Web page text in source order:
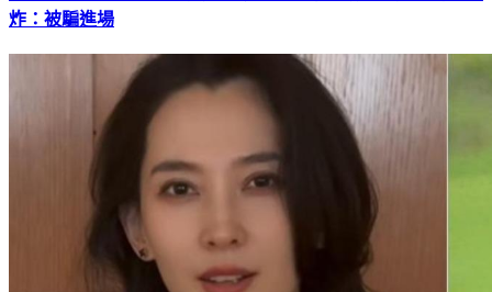
炸：被騙進場